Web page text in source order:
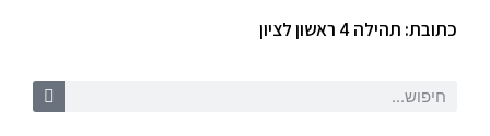
כתובת: תהילה 4 ראשון לציון